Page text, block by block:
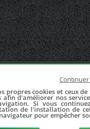
propres cookies et ceux
d'améliorer nos
Si vous
de l'installation de
pour empêcher